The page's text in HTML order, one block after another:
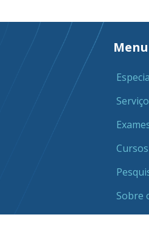
Menu
Sobre